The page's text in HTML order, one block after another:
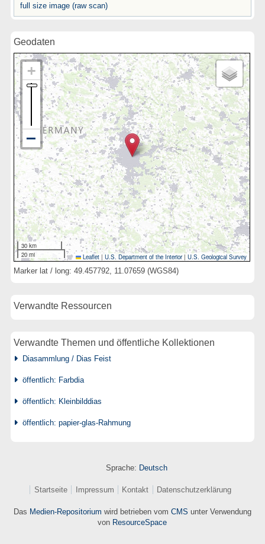
full size image (raw scan)
Geodaten
30 km
20 mi
Leaflet | U.S. Department of the Interior|U.S. Geological Survey
Marker lat / long: 49.457792, 11.07659 (WGS84)
Verwandte Ressourcen
Verwandte Themen und öffentliche Kollektionen
Diasammlung / Dias Feist
öffentlich: Farbdia
öffentlich: Kleinbilddias
öffentlich: papier-glas-Rahmung
Sprache: Deutsch
Startseite Impressum Kontakt Datenschutzerklärung
Das Medien-Repositorium wird betrieben vom CMS unter Verwendung
von ResourceSpace